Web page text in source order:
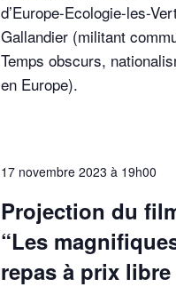
d’Europe-Ecologie-les-
Gallandier (militant
Temps obscurs,
en Europe).
17 novembre 2023 à 19h00
Projection du
“Les
repas à prix libre